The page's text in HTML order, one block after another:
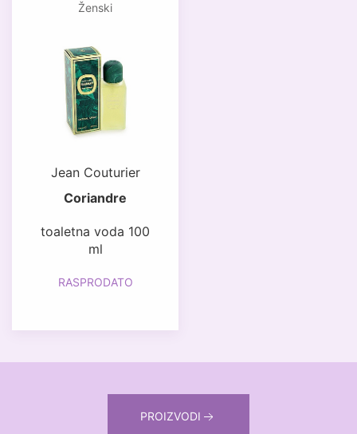
Ženski
Jean Couturier
Coriandre
toaletna voda 100
ml
RASPRODATO
PROIZVODI